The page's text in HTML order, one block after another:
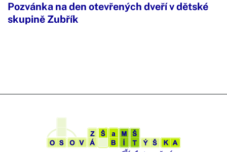
Pozvánka na den otevřených dveří v dětské
skupině Zubřík